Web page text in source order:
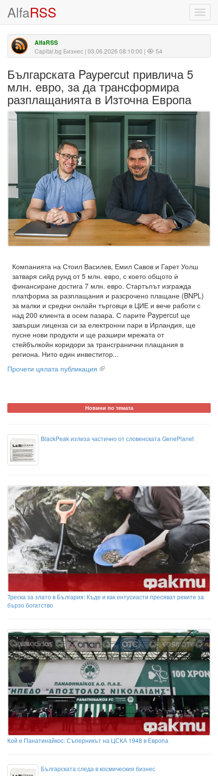
AlfaRSS
AlfaRSS
Capital.bg Бизнес | 03.06.2026 08:10:00 | 54
Българската Paypercut привлича 5
млн. евро, за да трансформира
разплащанията в Източна Европа
Компанията на Стоил Василев, Емил Савов и Гарет Уолш
затваря сийд рунд от 5 млн. евро, с което общото ѝ
финансиране достига 7 млн. евро. Стартъпът изгражда
платформа за разплащания и разсрочено плащане (BNPL)
за малки и средни онлайн търговци в ЦИЕ и вече работи с
над 200 клиента в осем пазара. С парите Paypercut ще
завърши лиценза си за електронни пари в Ирландия, ще
пусне нови продукти и ще разшири мрежата от
стейбълкойн коридори за трансгранични плащания в
региона. Нито един инвеститор...
Прочети цялата публикация
Новини по темата
BlackPeak излиза частично от словенската GenePlanet
Треска за злато в България: Къде и как ентусиасти пресяват реките за
бързо богатство
Кой е Панатинайкос: Съперникът на ЦСКА 1948 в Европа
Българската следа в космическия бизнес